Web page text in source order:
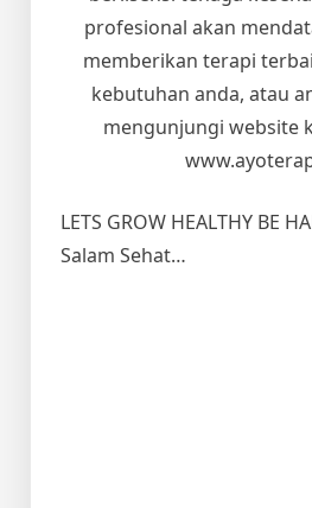
profesional akan
memberikan terapi
kebutuhan anda, atau
mengunjungi website
LETS GROW HEALTHY BE
Salam Sehat…